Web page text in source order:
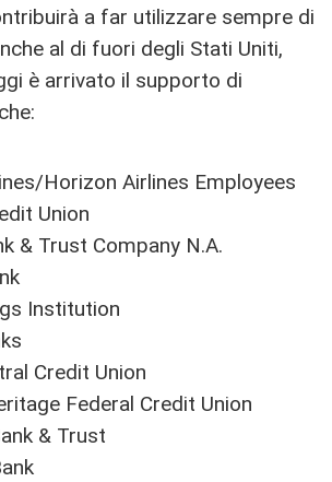
a far utilizzare sempre di
al di fuori degli Stati Uniti,
è arrivato il supporto di
Horizon Airlines Employees
Union
& Trust Company N.A.
Institution
Credit Union
Federal Credit Union
& Trust